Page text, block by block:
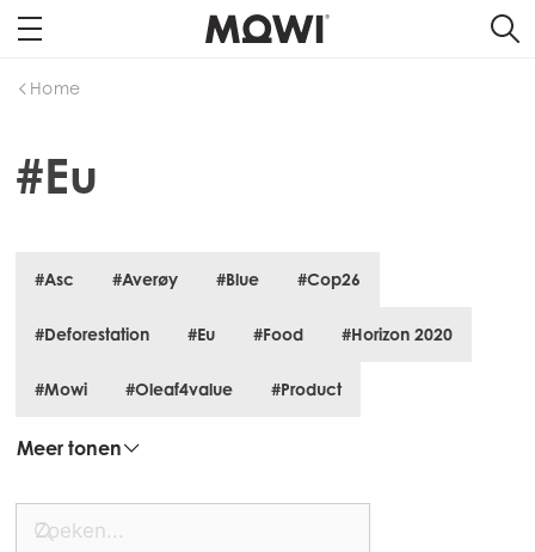
Home
#Eu
#Asc #Averøy #Blue #Cop26
#Deforestation #Eu #Food #Horizon 2020
#Mowi #Oleaf4value #Product
Meer tonen